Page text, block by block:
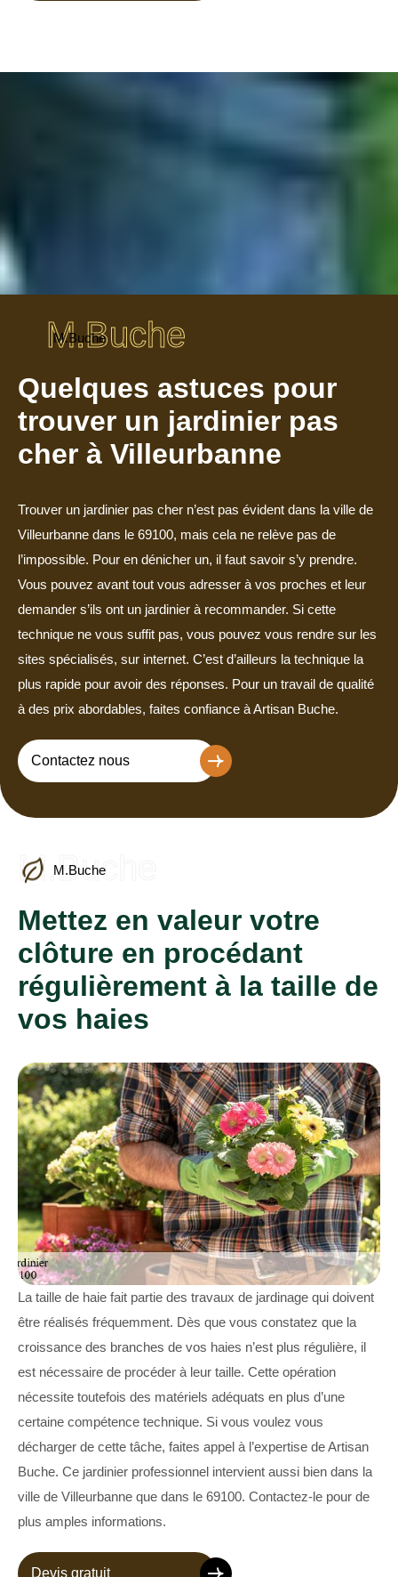
M.Buche
M.Buche
Quelques astuces pour
trouver un jardinier pas
cher à Villeurbanne
Trouver un jardinier pas cher n’est pas évident dans la ville de
Villeurbanne dans le 69100, mais cela ne relève pas de
l’impossible. Pour en dénicher un, il faut savoir s’y prendre.
Vous pouvez avant tout vous adresser à vos proches et leur
demander s’ils ont un jardinier à recommander. Si cette
technique ne vous suffit pas, vous pouvez vous rendre sur les
sites spécialisés, sur internet. C’est d’ailleurs la technique la
plus rapide pour avoir des réponses. Pour un travail de qualité
à des prix abordables, faites confiance à Artisan Buche.
Contactez nous
M.Buche
M.Buche
Mettez en valeur votre
clôture en procédant
régulièrement à la taille de
vos haies
La taille de haie fait partie des travaux de jardinage qui doivent
être réalisés fréquemment. Dès que vous constatez que la
croissance des branches de vos haies n’est plus régulière, il
est nécessaire de procéder à leur taille. Cette opération
nécessite toutefois des matériels adéquats en plus d’une
certaine compétence technique. Si vous voulez vous
décharger de cette tâche, faites appel à l’expertise de Artisan
Buche. Ce jardinier professionnel intervient aussi bien dans la
ville de Villeurbanne que dans le 69100. Contactez-le pour de
plus amples informations.
Devis gratuit